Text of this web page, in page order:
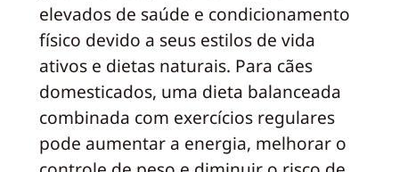
elevados de saúde e condicionamento
físico devido a seus estilos de vida
ativos e dietas naturais. Para cães
domesticados, uma dieta balanceada
combinada com exercícios regulares
pode aumentar a energia, melhorar o